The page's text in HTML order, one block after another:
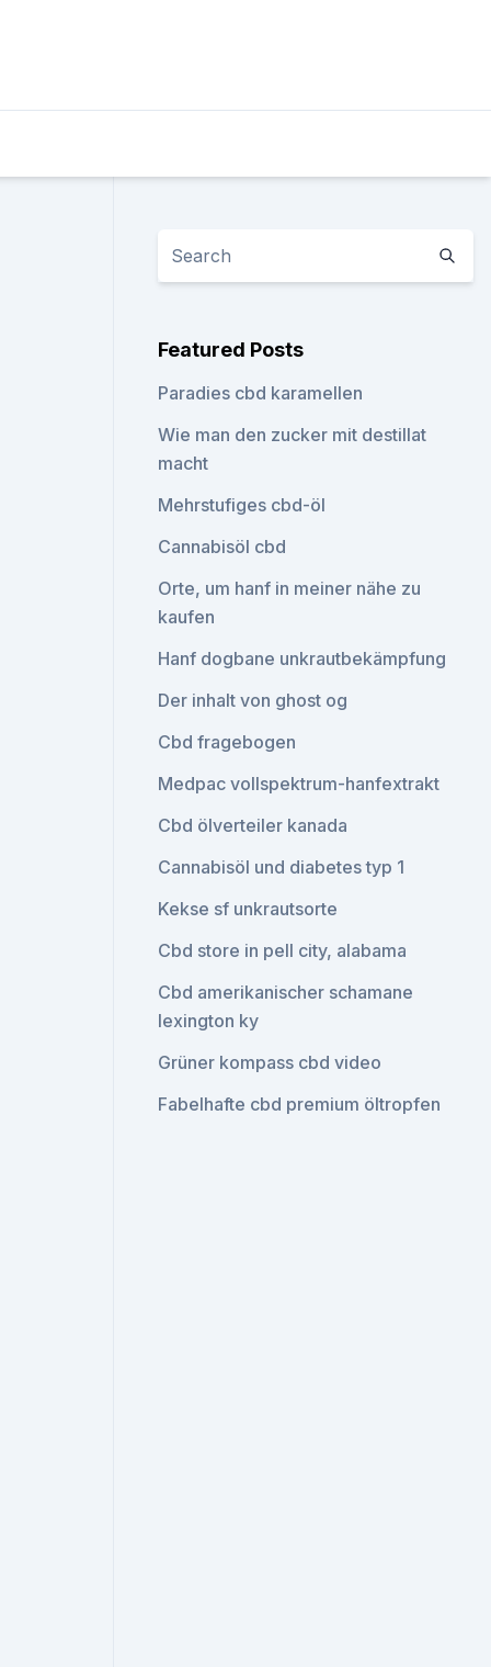
Featured Posts
Paradies cbd karamellen
Wie man den zucker mit destillat
macht
Mehrstufiges cbd-öl
Cannabisöl cbd
Orte, um hanf in meiner nähe zu
kaufen
Hanf dogbane unkrautbekämpfung
Der inhalt von ghost og
Cbd fragebogen
Medpac vollspektrum-hanfextrakt
Cbd ölverteiler kanada
Cannabisöl und diabetes typ 1
Kekse sf unkrautsorte
Cbd store in pell city, alabama
Cbd amerikanischer schamane
lexington ky
Grüner kompass cbd video
Fabelhafte cbd premium öltropfen